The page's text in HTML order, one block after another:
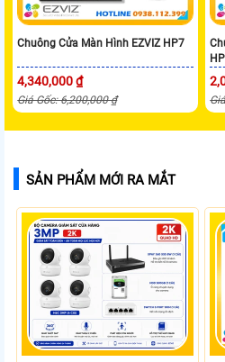
Chuông Cửa Màn Hình EZVIZ HP7
4,340,000 ₫
Giá Gốc: 6,200,000 ₫
SẢN PHẨM MỚI RA MẮT